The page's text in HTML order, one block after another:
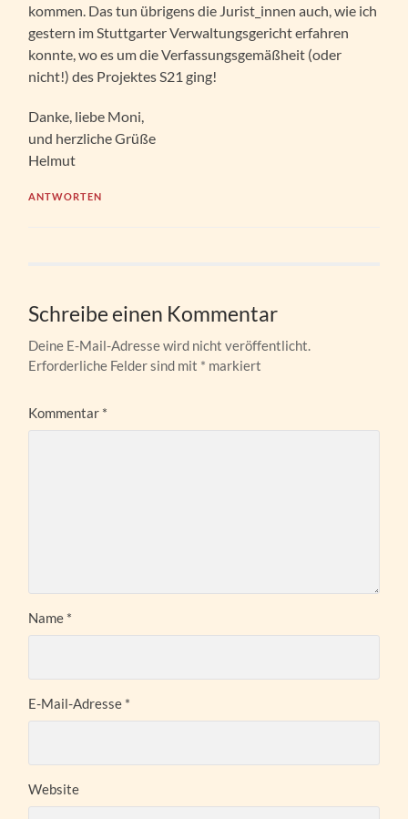
kommen. Das tun übrigens die Jurist_innen auch, wie ich
gestern im Stuttgarter Verwaltungsgericht erfahren
konnte, wo es um die Verfassungsgemäßheit (oder
nicht!) des Projektes S21 ging!
Danke, liebe Moni,
und herzliche Grüße
Helmut
ANTWORTEN
Schreibe einen Kommentar
Deine E-Mail-Adresse wird nicht veröffentlicht.
Erforderliche Felder sind mit * markiert
Kommentar *
Name *
E-Mail-Adresse *
Website